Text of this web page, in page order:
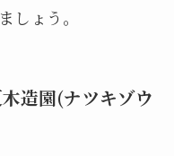
しょう。
造園(ナツキゾウ